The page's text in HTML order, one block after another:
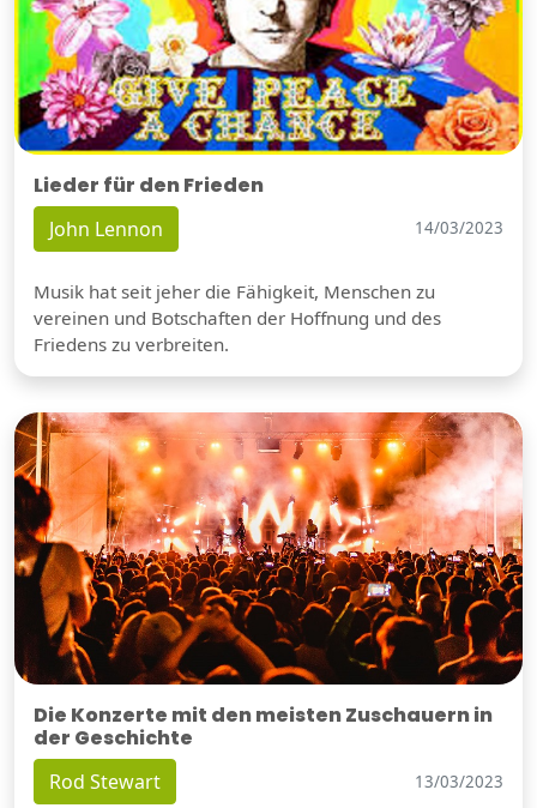
Lieder für den Frieden
John Lennon 14/03/2023
Musik hat seit jeher die Fähigkeit, Menschen zu
vereinen und Botschaften der Hoffnung und des
Friedens zu verbreiten.
Die Konzerte mit den meisten Zuschauern in
der Geschichte
Rod Stewart 13/03/2023